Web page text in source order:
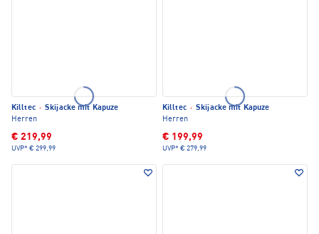
Killtec · Skijacke mit Kapuze
Herren
€ 219,99
UVP* € 299,99
Killtec · Skijacke mit Kapuze
Herren
€ 199,99
UVP* € 279,99